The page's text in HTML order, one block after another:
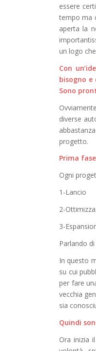
essere
tempo ma
aperta la
un logo
Con un’
bisogno
Sono
diverse
progetto.
Prima
Ogni
1-Lancio
2-
3-
Parlando
In questo
su cui
per fare
vecchia
sia
Quindi
Ora inizia